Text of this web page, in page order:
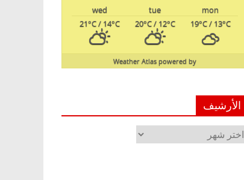
mon
tue
wed
19°C/ 13°C
20°C/ 12°C
21°C/ 14°C
powered by
Weather Atlas
الأرشيف
الأرشيف